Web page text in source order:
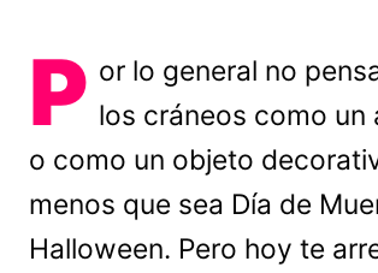
P or lo general no
los cráneos como un
o como un objeto
menos que sea Día de
Halloween. Pero hoy te